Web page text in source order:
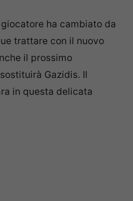
ha cambiato da
trattare con il nuovo
il prossimo
Gazidis. Il
in questa delicata